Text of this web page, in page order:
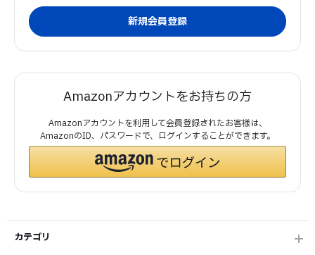
Amazonアカウントをお持ちの方
Amazonアカウントを利用して会員登録されたお客様は、
AmazonのID、パスワードで、ログインすることができます。
カテゴリ